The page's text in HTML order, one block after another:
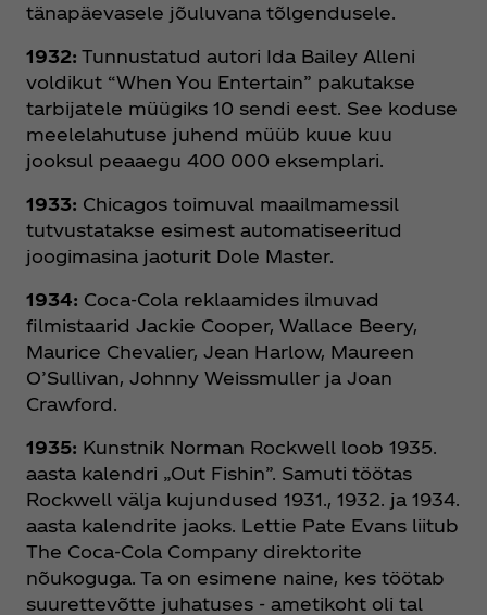
tänapäevasele jõuluvana tõlgendusele.
1932: Tunnustatud autori Ida Bailey Alleni
voldikut “When You Entertain” pakutakse
tarbijatele müügiks 10 sendi eest. See koduse
meelelahutuse juhend müüb kuue kuu
jooksul peaaegu 400 000 eksemplari.
1933: Chicagos toimuval maailmamessil
tutvustatakse esimest automatiseeritud
joogimasina jaoturit Dole Master.
1934: Coca‑Cola reklaamides ilmuvad
filmistaarid Jackie Cooper, Wallace Beery,
Maurice Chevalier, Jean Harlow, Maureen
O’Sullivan, Johnny Weissmuller ja Joan
Crawford.
1935: Kunstnik Norman Rockwell loob 1935.
aasta kalendri „Out Fishin”. Samuti töötas
Rockwell välja kujundused 1931., 1932. ja 1934.
aasta kalendrite jaoks. Lettie Pate Evans liitub
The Coca‑Cola Company direktorite
nõukoguga. Ta on esimene naine, kes töötab
suurettevõtte juhatuses - ametikoht oli tal